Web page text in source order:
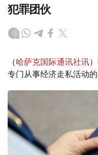
犯罪团伙
（哈萨克国际通讯社讯
专门从事经济走私活动的